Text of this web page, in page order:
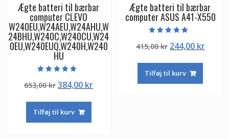
Ægte batteri til bærbar
computer CLEVO
W240EU,W24AEU,W24AHU,W
24BHU,W240C,W240CU,W24
0EU,W240EUQ,W240H,W240
HU
5.00
ud af 5
653,00krDen
pris
var:
384,00 krDen
Tilføj til kurv
Ægte batteri til bærbar
computer ASUS A41-X550
5.00
ud af 5
415,00kr Den
pris
var:
244,00 krDen
Tilføj til kurv